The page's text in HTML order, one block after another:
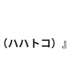
ハハトコ